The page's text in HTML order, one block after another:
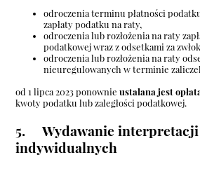
odroczenia terminu płatności
zapłaty podatku na raty,
odroczenia lub rozłożenia na raty
podatkowej wraz z odsetkami za
odroczenia lub rozłożenia na raty
nieuregulowanych w terminie
od 1 lipca 2023 ponownieustalana jest
kwoty podatku lub zaległości podatkowej.
5. Wydawanie interpretacji
indywidualnych